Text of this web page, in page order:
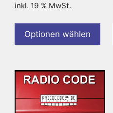
inkl. 19 % MwSt.
Optionen wählen